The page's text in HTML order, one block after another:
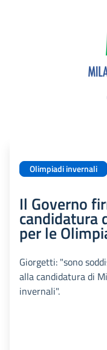
Olimpiadi invernali
Il Governo
candidatura
per le
Giorgetti: "sono
alla candidatura di
invernali".